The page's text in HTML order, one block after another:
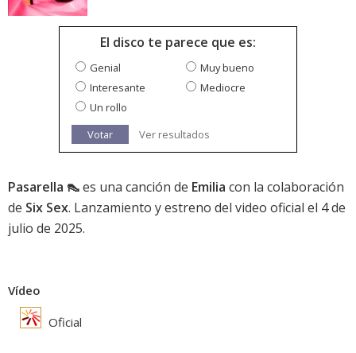
El disco te parece que es:
Genial
Muy bueno
Interesante
Mediocre
Un rollo
Votar
Ver resultados
Pasarella 👠es una canción de Emilia con la colaboración
de Six Sex. Lanzamiento y estreno del video oficial el 4 de
julio de 2025.
Vídeo
Oficial